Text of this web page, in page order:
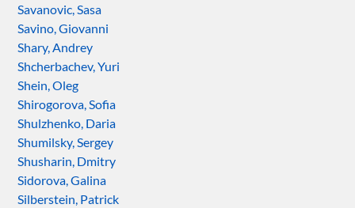
Savanovic, Sasa
Savino, Giovanni
Shary, Andrey
Shcherbachev, Yuri
Shein, Oleg
Shirogorova, Sofia
Shulzhenko, Daria
Shumilsky, Sergey
Shusharin, Dmitry
Sidorova, Galina
Silberstein, Patrick